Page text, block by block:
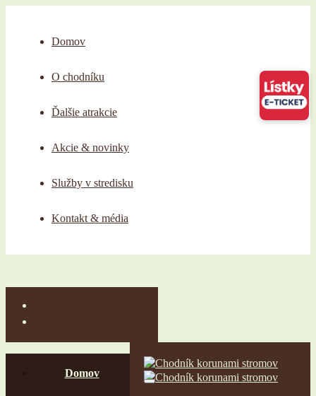
Domov
O chodníku
Ďalšie atrakcie
Akcie & novinky
Služby v stredisku
Kontakt & média
Domov